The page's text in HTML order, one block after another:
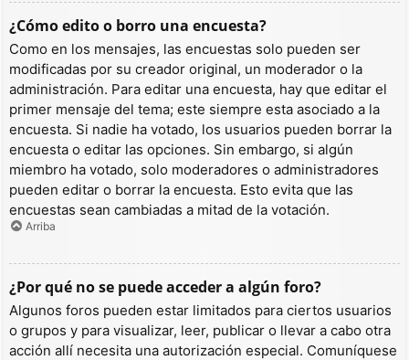
¿Cómo edito o borro una encuesta?
Como en los mensajes, las encuestas solo pueden ser
modificadas por su creador original, un moderador o la
administración. Para editar una encuesta, hay que editar el
primer mensaje del tema; este siempre esta asociado a la
encuesta. Si nadie ha votado, los usuarios pueden borrar la
encuesta o editar las opciones. Sin embargo, si algún
miembro ha votado, solo moderadores o administradores
pueden editar o borrar la encuesta. Esto evita que las
encuestas sean cambiadas a mitad de la votación.
Arriba
¿Por qué no se puede acceder a algún foro?
Algunos foros pueden estar limitados para ciertos usuarios
o grupos y para visualizar, leer, publicar o llevar a cabo otra
acción allí necesita una autorización especial. Comuníquese